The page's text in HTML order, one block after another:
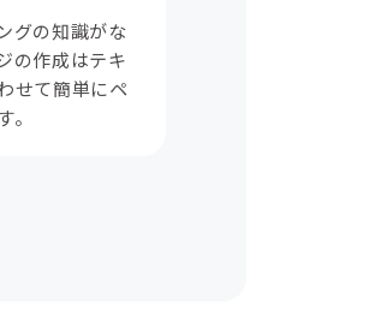
グの知識がな
の作成はテキ
せて簡単にペ